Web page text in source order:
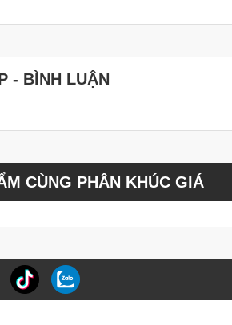
- BÌNH LUẬN
CÙNG PHÂN KHÚC GIÁ